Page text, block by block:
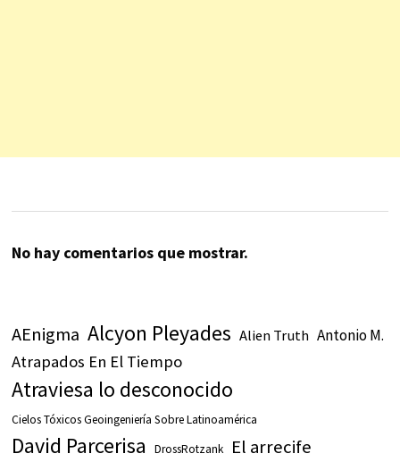
No hay comentarios que mostrar.
AEnigma Alcyon Pleyades Alien Truth Antonio M.
Atrapados En El Tiempo
Atraviesa lo desconocido
Cielos Tóxicos Geoingeniería Sobre Latinoamérica
David Parcerisa DrossRotzank El arrecife